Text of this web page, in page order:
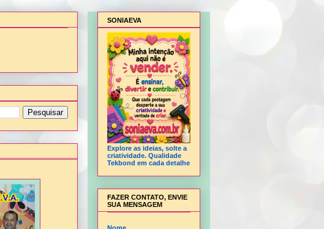
SONIAEVA
Explore as ideias, solte a
criatividade. Qualidade
Tekbond em cada detalhe
FAZER CONTATO, ENVIE
SUA MENSAGEM